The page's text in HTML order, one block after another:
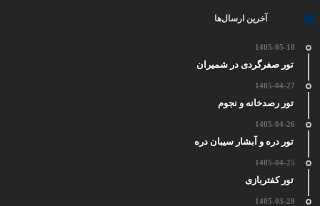
آخرین ارسال‌ها
1405-05-18
تور صفرگردی در شمیران
1405-04-27
تور رصدخانه و نجوم
1405-04-26
تور دره و آبشار سیبان دره
1405-04-25
تور کفتربازی
1405-03-28